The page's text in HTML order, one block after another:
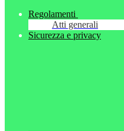
Regolamenti
Atti generali
Sicurezza e privacy